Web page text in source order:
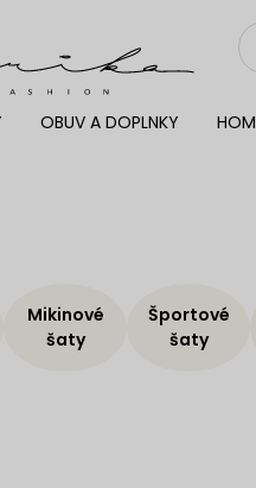
OBUV A DOPLNKY
Mikinové
šaty
Športové
šaty